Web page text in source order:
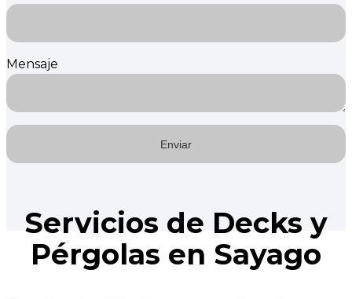
Mensaje
Servicios de Decks y
Pérgolas en Sayago